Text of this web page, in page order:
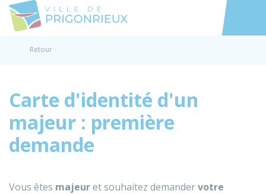
Accéder
Retour
Carte d'identité d'un
majeur : première
demande
Vous êtes majeuret souhaitez demandervotre